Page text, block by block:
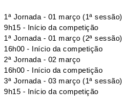
1ª Jornada - 01 março (1ª sessão)
9h15 - Início da competição
1ª Jornada - 01 março (2ª sessão)
16h00 - Início da competição
2ª Jornada - 02 março
16h00 - Início da competição
3ª Jornada - 03 março (1ª sessão)
9h15 - Início da competição